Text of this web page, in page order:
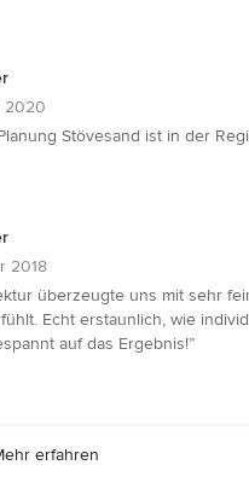
2020
Stövesand ist in der
2018
überzeugte uns mit sehr
Echt erstaunlich, wie
auf das Ergebnis!”
erfahren